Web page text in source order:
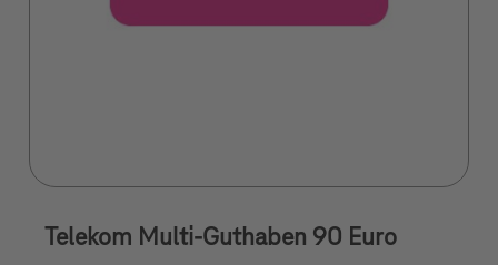
Telekom Multi-Guthaben 90 Euro